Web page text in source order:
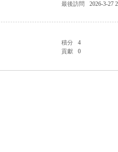
最後訪問
2026-3-27
積分
4
貢獻 0